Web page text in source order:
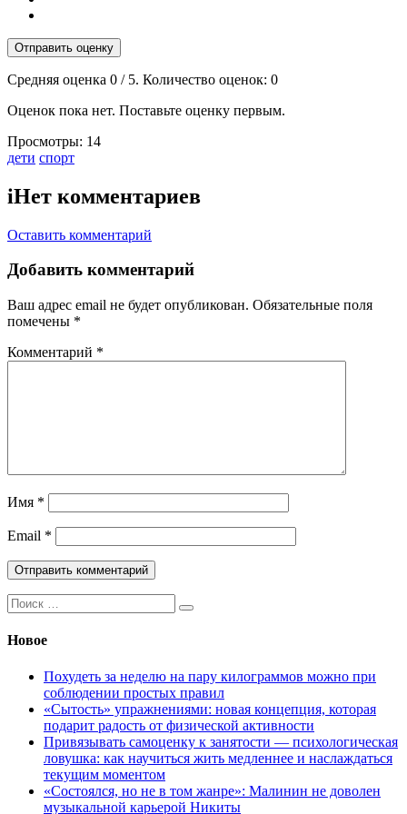
Отправить оценку
Средняя оценка 0 / 5. Количество оценок: 0
Оценок пока нет. Поставьте оценку первым.
Просмотры: 14
Тэги:
дети спорт
iНет комментариев
Оставить комментарий
Добавить комментарий
Ваш адрес email не будет опубликован. Обязательные поля
помечены *
Комментарий *
Имя *
Email *
Поиск:
Новое
Похудеть за неделю на пару килограммов можно при
соблюдении простых правил
«Сытость» упражнениями: новая концепция, которая
подарит радость от физической активности
Привязывать самоценку к занятости — психологическая
ловушка: как научиться жить медленнее и наслаждаться
текущим моментом
«Состоялся, но не в том жанре»: Малинин не доволен
музыкальной карьерой Никиты